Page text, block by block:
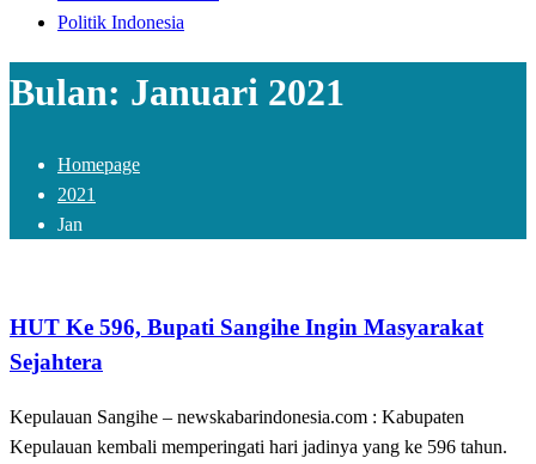
Politik Indonesia
Bulan: Januari 2021
Homepage
2021
Jan
HUT Ke 596, Bupati Sangihe Ingin Masyarakat
Sejahtera
Kepulauan Sangihe – newskabarindonesia.com : Kabupaten
Kepulauan kembali memperingati hari jadinya yang ke 596 tahun.